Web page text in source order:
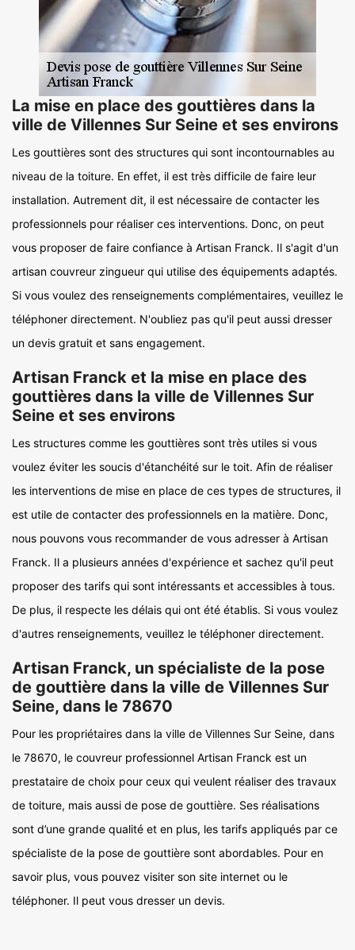
La mise en place des gouttières dans la
ville de Villennes Sur Seine et ses environs
Les gouttières sont des structures qui sont incontournables au
niveau de la toiture. En effet, il est très difficile de faire leur
installation. Autrement dit, il est nécessaire de contacter les
professionnels pour réaliser ces interventions. Donc, on peut
vous proposer de faire confiance à Artisan Franck. Il s'agit d'un
artisan couvreur zingueur qui utilise des équipements adaptés.
Si vous voulez des renseignements complémentaires, veuillez le
téléphoner directement. N'oubliez pas qu'il peut aussi dresser
un devis gratuit et sans engagement.
Artisan Franck et la mise en place des
gouttières dans la ville de Villennes Sur
Seine et ses environs
Les structures comme les gouttières sont très utiles si vous
voulez éviter les soucis d'étanchéité sur le toit. Afin de réaliser
les interventions de mise en place de ces types de structures, il
est utile de contacter des professionnels en la matière. Donc,
nous pouvons vous recommander de vous adresser à Artisan
Franck. Il a plusieurs années d'expérience et sachez qu'il peut
proposer des tarifs qui sont intéressants et accessibles à tous.
De plus, il respecte les délais qui ont été établis. Si vous voulez
d'autres renseignements, veuillez le téléphoner directement.
Artisan Franck, un spécialiste de la pose
de gouttière dans la ville de Villennes Sur
Seine, dans le 78670
Pour les propriétaires dans la ville de Villennes Sur Seine, dans
le 78670, le couvreur professionnel Artisan Franck est un
prestataire de choix pour ceux qui veulent réaliser des travaux
de toiture, mais aussi de pose de gouttière. Ses réalisations
sont d’une grande qualité et en plus, les tarifs appliqués par ce
spécialiste de la pose de gouttière sont abordables. Pour en
savoir plus, vous pouvez visiter son site internet ou le
téléphoner. Il peut vous dresser un devis.